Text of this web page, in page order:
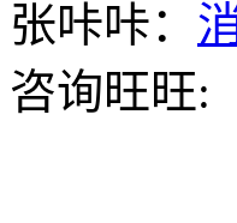
张咔咔：
咨询旺旺: